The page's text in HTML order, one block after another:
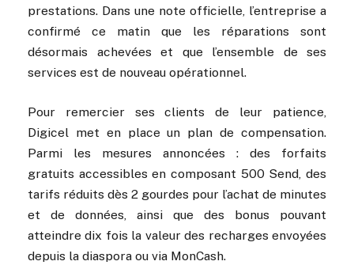
prestations. Dans une note officielle, l’entreprise a
confirmé ce matin que les réparations sont
désormais achevées et que l’ensemble de ses
services est de nouveau opérationnel.
Pour remercier ses clients de leur patience,
Digicel met en place un plan de compensation.
Parmi les mesures annoncées : des forfaits
gratuits accessibles en composant 500 Send, des
tarifs réduits dès 2 gourdes pour l’achat de minutes
et de données, ainsi que des bonus pouvant
atteindre dix fois la valeur des recharges envoyées
depuis la diaspora ou via MonCash.